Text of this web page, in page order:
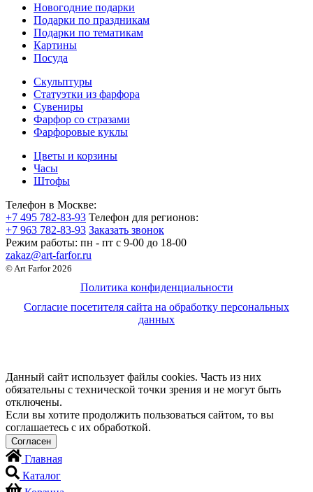
Новогодние подарки
Подарки по праздникам
Подарки по тематикам
Картины
Посуда
Скульптуры
Статуэтки из фарфора
Сувениры
Фарфор со стразами
Фарфоровые куклы
Цветы и корзины
Часы
Штофы
Телефон в Москве:
+7 495 782-83-93 Телефон для регионов:
+7 963 782-83-93 Заказать звонок
Режим работы: пн - пт c 9-00 до 18-00
zakaz@art-farfor.ru
© Art Farfor 2026
Политика конфиденциальности
Согласие посетителя сайта на обработку персональных
данных
Данный сайт использует файлы cookies. Часть из них
обязательны с технической точки зрения и не могут быть
отключены.
Если вы хотите продолжить пользоваться сайтом, то вы
соглашаетесь с их обработкой.
Главная
Каталог